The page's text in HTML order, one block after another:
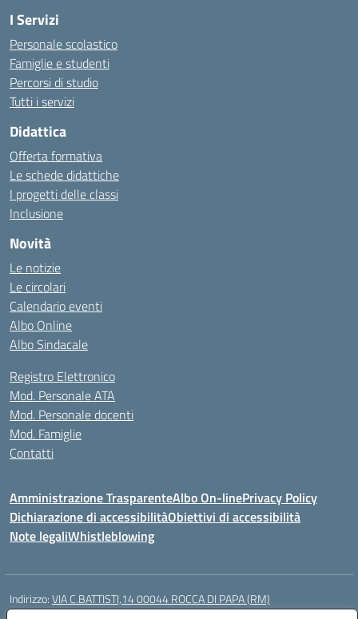
I Servizi
Personale scolastico
Famiglie e studenti
Percorsi di studio
Tutti i servizi
Didattica
Offerta formativa
Le schede didattiche
I progetti delle classi
Inclusione
Novità
Le notizie
Le circolari
Calendario eventi
Albo Online
Albo Sindacale
Registro Elettronico
Mod. Personale ATA
Mod. Personale docenti
Mod. Famiglie
Contatti
Amministrazione TrasparenteAlbo On-linePrivacy Policy
Dichiarazione di accessibilitàObiettivi di accessibilità
Note legaliWhistleblowing
Indirizzo:VIA C.BATTISTI,14 00044 ROCCA DI PAPA (RM)
Centralino: